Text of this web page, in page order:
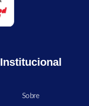
Institucional
Sobre